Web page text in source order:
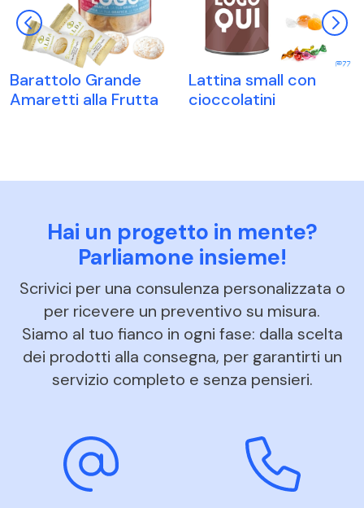
Barattolo Grande
Amaretti alla Frutta
Lattina small con
cioccolatini
Hai un progetto in mente?
Parliamone insieme!
Scrivici per una consulenza personalizzata o
per ricevere un preventivo su misura.
Siamo al tuo fianco in ogni fase: dalla scelta
dei prodotti alla consegna, per garantirti un
servizio completo e senza pensieri.